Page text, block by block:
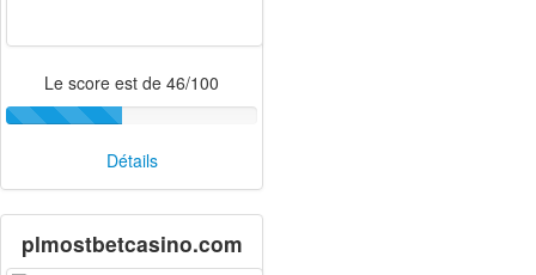
Le score est de 46/100
Détails
plmostbetcasino.com